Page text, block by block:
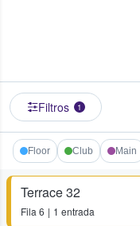
Filtros 1
Floor Club Main
Terrace 32
Fila 6 1 entrada